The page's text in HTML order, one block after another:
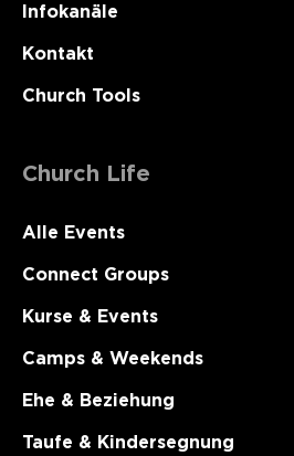
Infokanäle
Kontakt
Church Tools
Church Life
Alle Events
Connect Groups
Kurse & Events
Camps & Weekends
Ehe & Beziehung
Taufe & Kindersegnung